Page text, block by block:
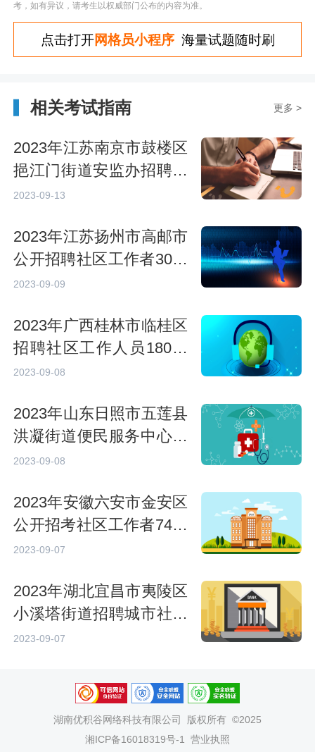
考，如有异议，请考生以权威部门公布的内容为准。
点击打开网格员小程序海量试题随时刷
相关考试指南 更多 >
2023年江苏南京市鼓楼区
挹江门街道安监办招聘专
职安全员1人公告
2023-09-13
2023年江苏扬州市高邮市
公开招聘社区工作者30人
公告
2023-09-09
2023年广西桂林市临桂区
招聘社区工作人员180人
公告
2023-09-08
2023年山东日照市五莲县
洪凝街道便民服务中心招
聘城市社区工作人员24人
2023-09-08
2023年安徽六安市金安区
公开招考社区工作者74人
公告
2023-09-07
2023年湖北宜昌市夷陵区
小溪塔街道招聘城市社区
专职工作者9人公告
2023-09-07
湖南优积谷网络科技有限公司
版权所有 ©2025
湘ICP备16018319号-1
营业执照